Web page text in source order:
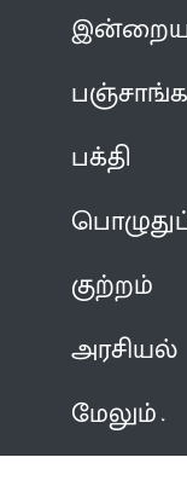
இன்றைய
பக்தி
குற்றம்
அரசியல்
மேலும்